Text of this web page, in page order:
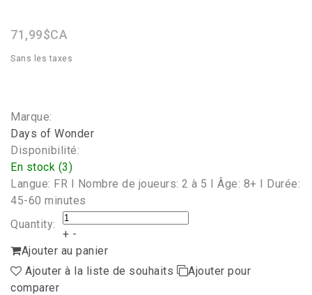
71,99$CA
Sans les taxes
Marque:
Days of Wonder
Disponibilité:
En stock (3)
Langue: FR I Nombre de joueurs: 2 à 5 I Âge: 8+ I Durée:
45-60 minutes
Quantity:
+ -
Ajouter au panier
Ajouter à la liste de souhaits
Ajouter pour
comparer